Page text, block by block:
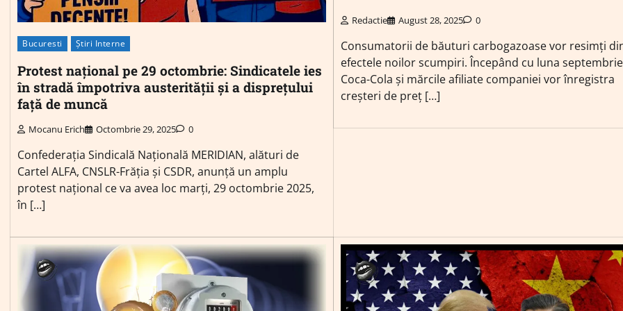
Bucuresti Știri Interne
Protest național pe 29 octombrie: Sindicatele ies
în stradă împotriva austerității și a disprețului
față de muncă
Mocanu Erich Octombrie 29, 2025 0
Confederația Sindicală Națională MERIDIAN, alături de
Cartel ALFA, CNSLR-Frăția și CSDR, anunță un amplu
protest național ce va avea loc marți, 29 octombrie 2025,
în […]
Redactie August 28, 2025 0
Consumatorii de băuturi carbogazoase vor resimți
efectele noilor scumpiri. Începând cu luna
Coca-Cola și mărcile afiliate companiei vor înregistra
creșteri de preț […]